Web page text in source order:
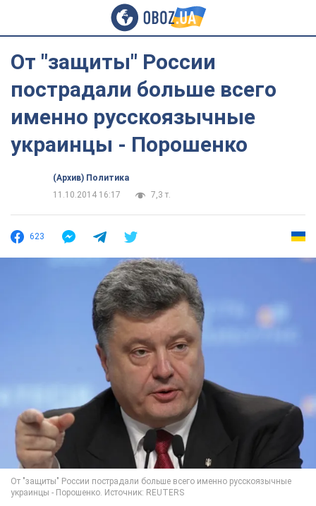
От "защиты" России
пострадали больше всего
именно русскоязычные
украинцы - Порошенко
(Архив) Политика
11.10.2014 16:17
7,3 т.
623